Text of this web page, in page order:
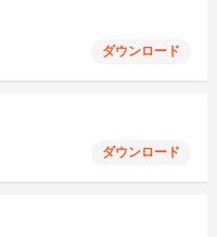
ダウンロード
ダウンロード